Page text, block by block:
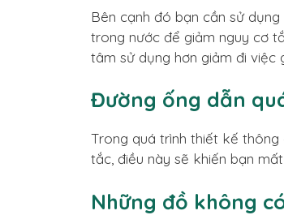
Bên cạnh đó bạn cần sử
trong nước để giảm nguy cơ
tâm sử dụng hơn giảm đi việc
Đường ống dẫn
Trong quá trình thiết kế
tắc, điều này sẽ khiến bạn
Những đồ không